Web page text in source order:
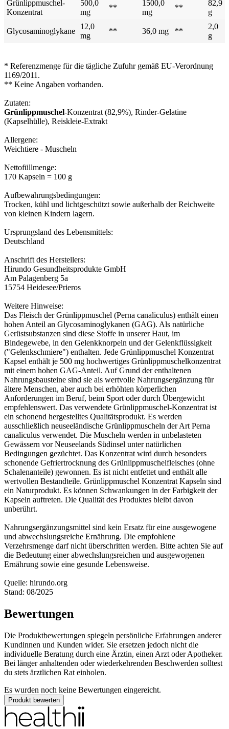
Grünlippmuschel-
Konzentrat
500,0
mg
**
1500,0
mg
**
82,9
g
Glycosaminoglykane
12,0
mg
** 36,0 mg **
2,0
g
* Referenzmenge für die tägliche Zufuhr gemäß EU-Verordnung
1169/2011.
** Keine Angaben vorhanden.
Zutaten:
Grünlippmuschel-Konzentrat (82,9%), Rinder-Gelatine
(Kapselhülle), Reiskleie-Extrakt
Allergene:
Weichtiere - Muscheln
Nettofüllmenge:
170 Kapseln = 100 g
Aufbewahrungsbedingungen:
Trocken, kühl und lichtgeschützt sowie außerhalb der Reichweite
von kleinen Kindern lagern.
Ursprungsland des Lebensmittels:
Deutschland
Anschrift des Herstellers:
Hirundo Gesundheitsprodukte GmbH
Am Palagenberg 5a
15754 Heidesee/Prieros
Weitere Hinweise:
Das Fleisch der Grünlippmuschel (Perna canaliculus) enthält einen
hohen Anteil an Glycosaminoglykanen (GAG). Als natürliche
Gerüstsubstanzen sind diese Stoffe in unserer Haut, im
Bindegewebe, in den Gelenkknorpeln und der Gelenkflüssigkeit
("Gelenkschmiere") enthalten. Jede Grünlippmuschel Konzentrat
Kapsel enthält je 500 mg hochwertiges Grünlippmuschelkonzentrat
mit einem hohen GAG-Anteil. Auf Grund der enthaltenen
Nahrungsbausteine sind sie als wertvolle Nahrungsergänzung für
ältere Menschen, aber auch bei erhöhten körperlichen
Anforderungen im Beruf, beim Sport oder durch Übergewicht
empfehlenswert. Das verwendete Grünlippmuschel-Konzentrat ist
ein schonend hergestelltes Qualitätsprodukt. Es werden
ausschließlich neuseeländische Grünlippmuscheln der Art Perna
canaliculus verwendet. Die Muscheln werden in unbelasteten
Gewässern vor Neuseelands Südinsel unter natürlichen
Bedingungen gezüchtet. Das Konzentrat wird durch besonders
schonende Gefriertrocknung des Grünlippmuschelfleisches (ohne
Schalenanteile) gewonnen. Es ist nicht entfettet und enthält alle
wertvollen Bestandteile. Grünlippmuschel Konzentrat Kapseln sind
ein Naturprodukt. Es können Schwankungen in der Farbigkeit der
Kapseln auftreten. Die Qualität des Produktes bleibt davon
unberührt.
Nahrungsergänzungsmittel sind kein Ersatz für eine ausgewogene
und abwechslungsreiche Ernährung. Die empfohlene
Verzehrsmenge darf nicht überschritten werden. Bitte achten Sie auf
die Bedeutung einer abwechslungsreichen und ausgewogenen
Ernährung sowie eine gesunde Lebensweise.
Quelle: hirundo.org
Stand: 08/2025
Bewertungen
Die Produktbewertungen spiegeln persönliche Erfahrungen anderer
Kundinnen und Kunden wider. Sie ersetzen jedoch nicht die
individuelle Beratung durch eine Ärztin, einen Arzt oder Apotheker.
Bei länger anhaltenden oder wiederkehrenden Beschwerden solltest
du stets ärztlichen Rat einholen.
Es wurden noch keine Bewertungen eingereicht.
Produkt bewerten